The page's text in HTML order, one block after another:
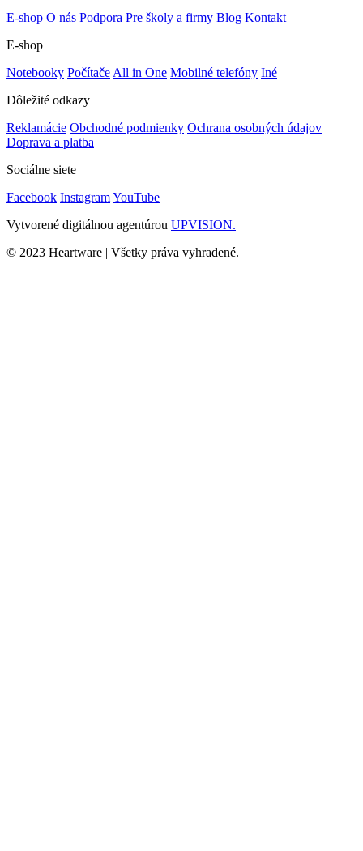
E-shop O nás Podpora Pre školy a firmy Blog Kontakt
E-shop
Notebooky Počítače All in One Mobilné telefóny Iné
Dôležité odkazy
Reklamácie Obchodné podmienky Ochrana osobných údajov
Doprava a platba
Sociálne siete
Facebook InstagramYouTube
Vytvorené digitálnou agentúrou UPVISION.
© 2023 Heartware | Všetky práva vyhradené.